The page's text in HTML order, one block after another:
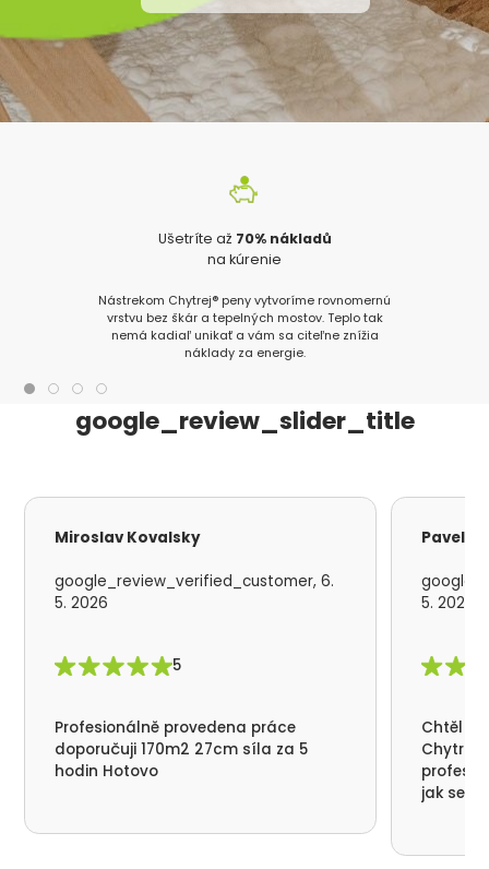
Ušetríte až 70% nákladů
na kúrenie
Nástrekom Chytrej® peny vytvoríme rovnomernú
vrstvu bez škár a tepelných mostov. Teplo tak
nemá kadiaľ unikať a vám sa citeľne znížia
náklady za energie.
google_review_slider_title
Miroslav Kovalsky
google_review_verified_customer, 6.
5. 2026
5
Profesionálně provedena práce
doporučuji 170m2 27cm síla za 5
hodin Hotovo
Pavel
5. 2026
Chtěl
Chytrá
jak se